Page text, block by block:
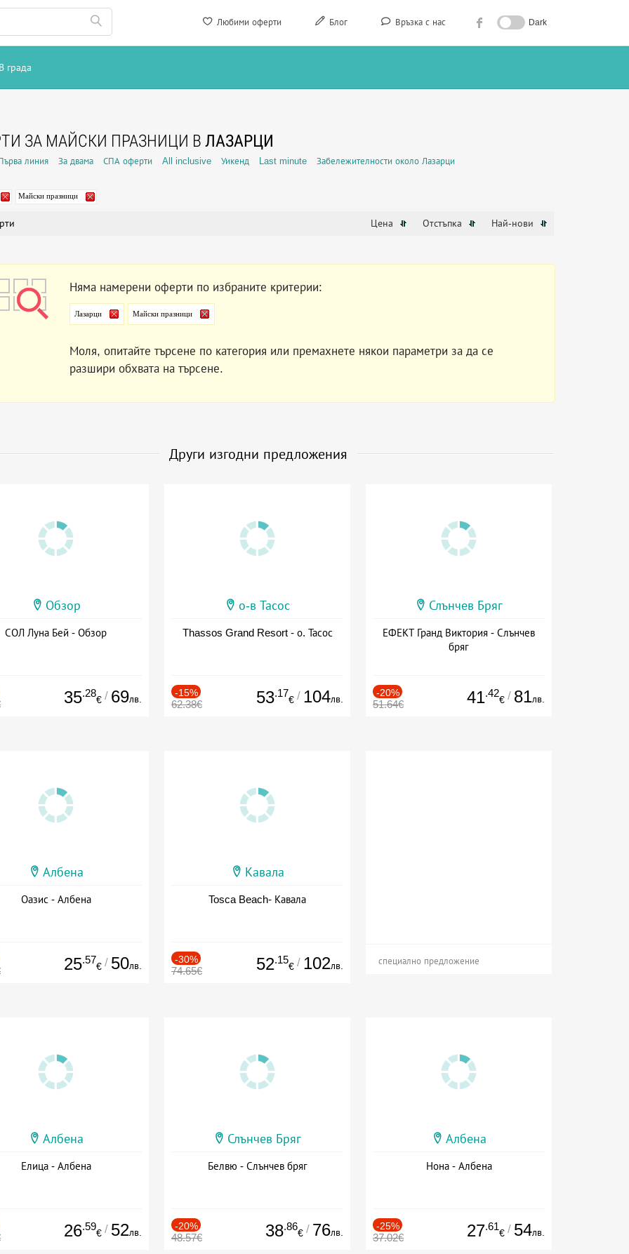
Любими оферти Блог Връзка с нас Dark
В града
ЗА МАЙСКИ ПРАЗНИЦИ В ЛАЗАРЦИ
линия За двама СПА оферти All inclusive Уикенд Last minute Забележителности около Лазарци
Майски празници
Цена Отстъпка Най-нови
Няма намерени оферти по избраните критерии:
Лазарци Майски празници
Моля, опитайте търсене по категория или премахнете някои параметри за да се
разшири обхвата на търсене.
Други изгодни предложения
Обзор
СОЛ Луна Бей - Обзор
35.28
€ / 69лв.
о-в Тасос
Thassos Grand Resort - о. Тасос
-15%
62.38€ 53.17
€ / 104лв.
Слънчев Бряг
ЕФЕКТ Гранд Виктория - Слънчев
бряг
-20%
51.64€ 41.42
€ / 81лв.
Албена
Оазис - Албена
25.57
€ / 50лв.
Кавала
Tosca Beach- Кавала
-30%
74.65€ 52.15
€ / 102лв. специално предложение
Албена
Елица - Албена
26.59
€ / 52лв.
Слънчев Бряг
Белвю - Слънчев бряг
-20%
48.57€ 38.86
€ / 76лв.
Албена
Нона - Албена
-25%
37.02€ 27.61
€ / 54лв.